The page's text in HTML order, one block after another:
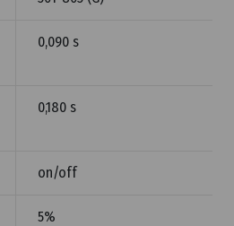
0,090 s
0,180 s
on/off
5%